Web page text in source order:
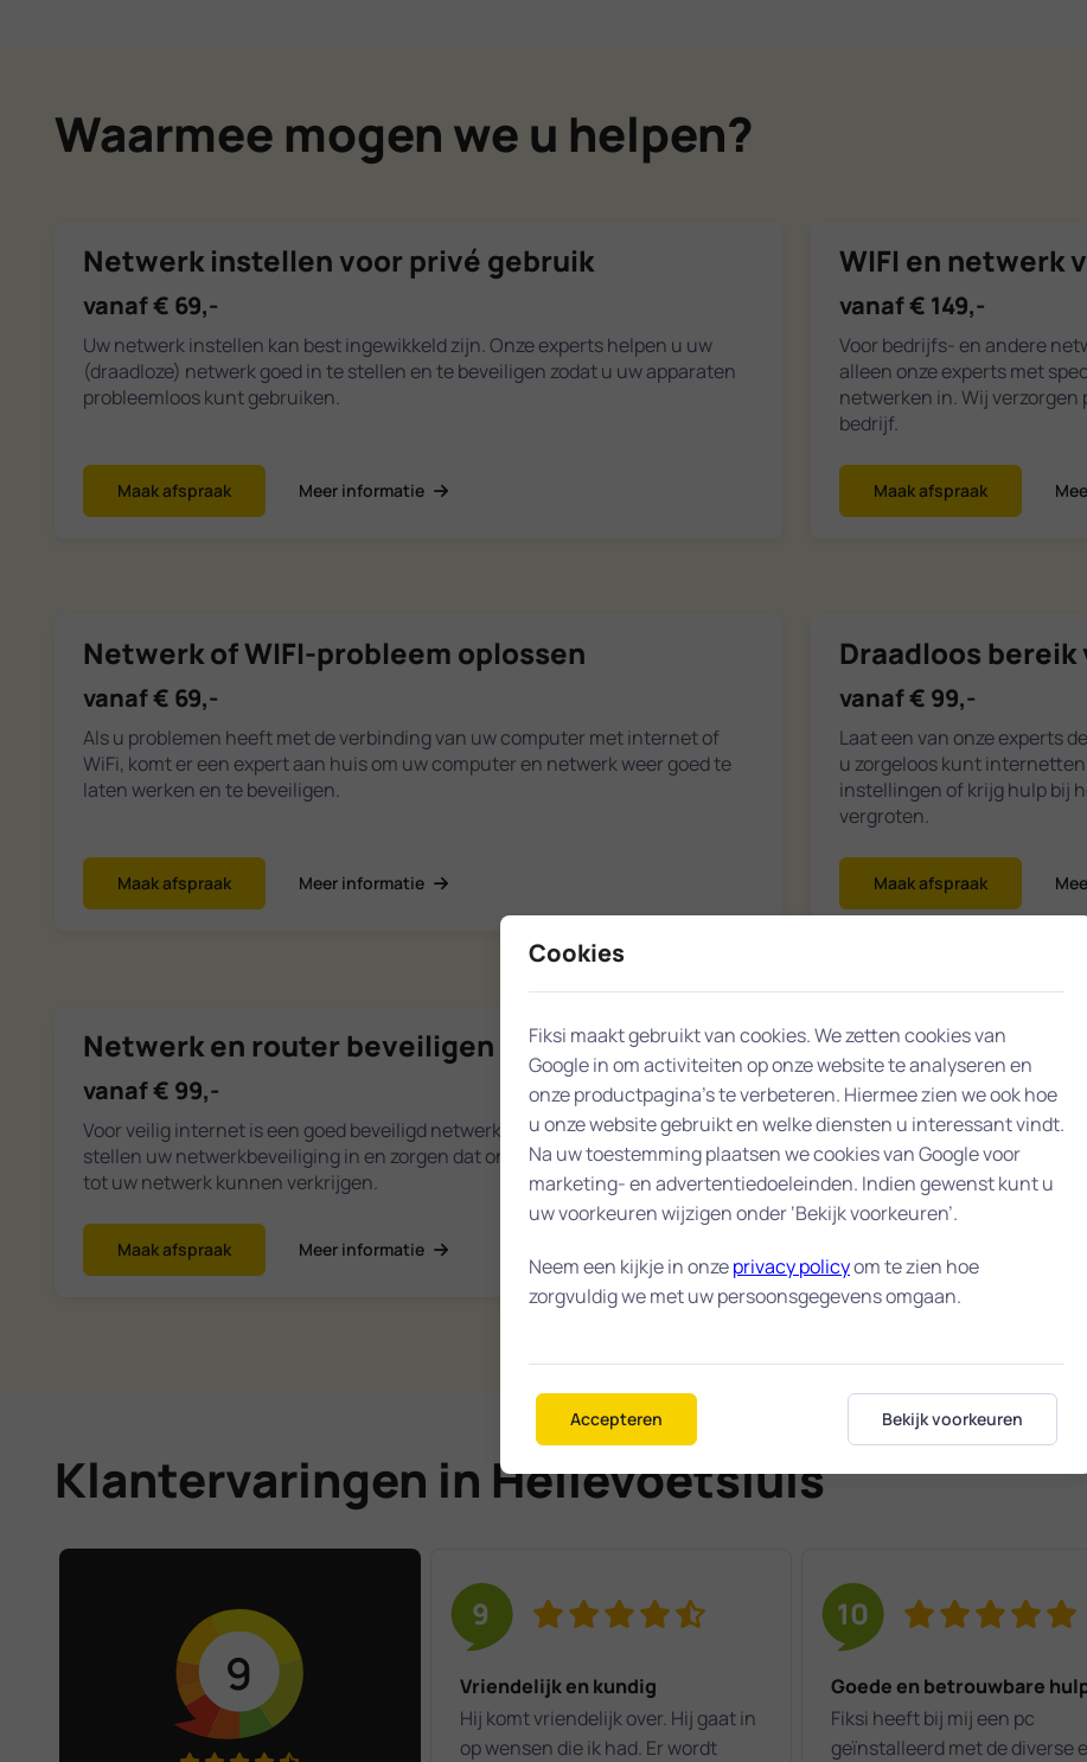
Waarmee mogen we u helpen?
Netwerk instellen voor privé gebruik
vanaf € 69,-
Uw netwerk instellen kan best ingewikkeld zijn. Onze experts helpen u uw
(draadloze) netwerk goed in te stellen en te beveiligen zodat u uw apparaten
probleemloos kunt gebruiken.
Maak afspraak Meer informatie
WIFI en netwerk
vanaf € 149,-
Voor bedrijfs- en andere
alleen onze experts met
netwerken in. Wij
bedrijf.
Maak afspraak
Netwerk of WIFI-probleem oplossen
vanaf € 69,-
Als u problemen heeft met de verbinding van uw computer met internet of
WiFi, komt er een expert aan huis om uw computer en netwerk weer goed te
laten werken en te beveiligen.
Maak afspraak Meer informatie
Draadloos
vanaf € 99,-
Laat een van onze experts
u zorgeloos kunt
instellingen of krijg hulp bij
vergroten.
Maak afspraak
Netwerk en router beveiligen
vanaf € 99,-
Voor veilig internet is een goed beveiligd netwerk een vereiste. Onze experts
stellen uw netwerkbeveiliging in en zorgen dat onbevoegden geen toegang
tot uw netwerk kunnen verkrijgen.
Maak afspraak Meer informatie
Overige vragen
vanaf € 99,-
Heeft u een andere vraag
experts helpen u graag.
uitleg aan huis van onze
Klantervaringen in Hellevoetsluis
9
9
Vriendelijk en kundig
Hij komt vriendelijk over. Hij gaat in
op wensen die ik had. Er wordt
10
Goede en betrouwbare
Fiksi heeft bij mij een pc
geïnstalleerd met de diverse
Cookies
Fiksi maakt gebruikt van cookies. We zetten cookies van
Google in om activiteiten op onze website te analyseren en
onze productpagina’s te verbeteren. Hiermee zien we ook hoe
u onze website gebruikt en welke diensten u interessant vindt.
Na uw toestemming plaatsen we cookies van Google voor
marketing- en advertentiedoeleinden. Indien gewenst kunt u
uw voorkeuren wijzigen onder ‘Bekijk voorkeuren’.
Neem een kijkje in onzeprivacy policyom te zien hoe
zorgvuldig we met uw persoonsgegevens omgaan.
Accepteren Bekijk voorkeuren